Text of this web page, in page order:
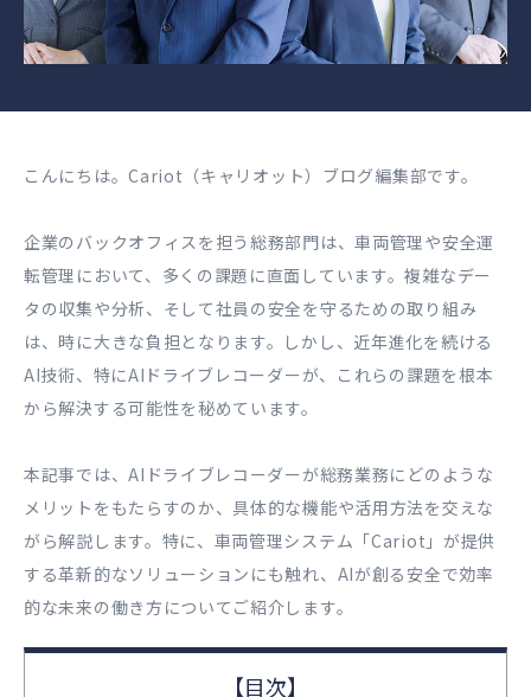
こんにちは。Cariot（キャリオット）ブログ編集部です。
企業のバックオフィスを担う総務部門は、車両管理や安全運
転管理において、多くの課題に直面しています。複雑なデー
タの収集や分析、そして社員の安全を守るための取り組み
は、時に大きな負担となります。しかし、近年進化を続ける
AI技術、特にAIドライブレコーダーが、これらの課題を根本
から解決する可能性を秘めています。
本記事では、AIドライブレコーダーが総務業務にどのような
メリットをもたらすのか、具体的な機能や活用方法を交えな
がら解説します。特に、車両管理システム「Cariot」が提供
する革新的なソリューションにも触れ、AIが創る安全で効率
的な未来の働き方についてご紹介します。